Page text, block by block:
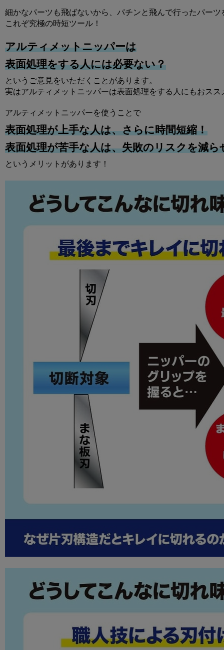
細かなパーツも飛ばないから、パチンと飛んで行ったパー
これぞ究極の時短ツール！
アルティメットニッパーは
表面処理をする人には必要ない？
というご意見をいただくことがあります。
実はアルティメットニッパーは表面処理をする人にもおスス
アルティメットニッパーを使うことで
表面処理が上手な人は、さらに時間短縮！
表面処理が苦手な人は、失敗のリスクを減ら
というメリットがあります！